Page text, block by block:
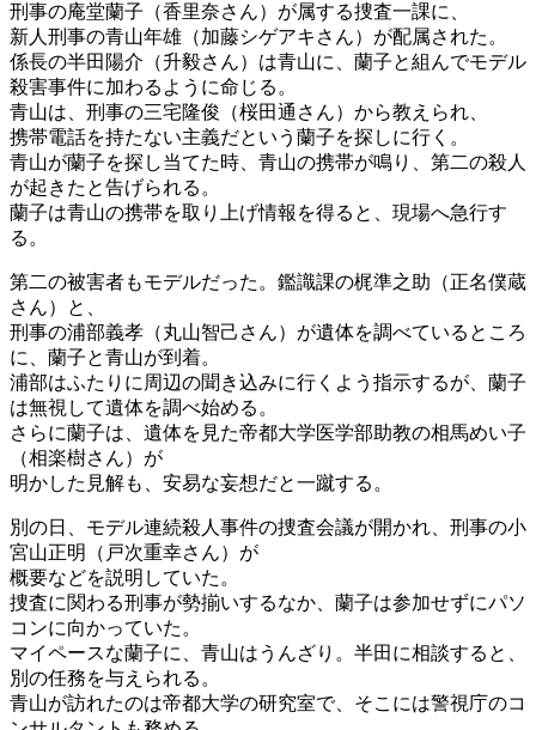
刑事の庵堂蘭子（香里奈さん）が属する捜査一課に、
新人刑事の青山年雄（加藤シゲアキさん）が配属された。
係長の半田陽介（升毅さん）は青山に、蘭子と組んでモデル
殺害事件に加わるように命じる。
青山は、刑事の三宅隆俊（桜田通さん）から教えられ、
携帯電話を持たない主義だという蘭子を探しに行く。
青山が蘭子を探し当てた時、青山の携帯が鳴り、第二の殺人
が起きたと告げられる。
蘭子は青山の携帯を取り上げ情報を得ると、現場へ急行す
る。
第二の被害者もモデルだった。鑑識課の梶準之助（正名僕蔵
さん）と、
刑事の浦部義孝（丸山智己さん）が遺体を調べているところ
に、蘭子と青山が到着。
浦部はふたりに周辺の聞き込みに行くよう指示するが、蘭子
は無視して遺体を調べ始める。
さらに蘭子は、遺体を見た帝都大学医学部助教の相馬めい子
（相楽樹さん）が
明かした見解も、安易な妄想だと一蹴する。
別の日、モデル連続殺人事件の捜査会議が開かれ、刑事の小
宮山正明（戸次重幸さん）が
概要などを説明していた。
捜査に関わる刑事が勢揃いするなか、蘭子は参加せずにパソ
コンに向かっていた。
マイペースな蘭子に、青山はうんざり。半田に相談すると、
別の任務を与えられる。
青山が訪れたのは帝都大学の研究室で、そこには警視庁のコ